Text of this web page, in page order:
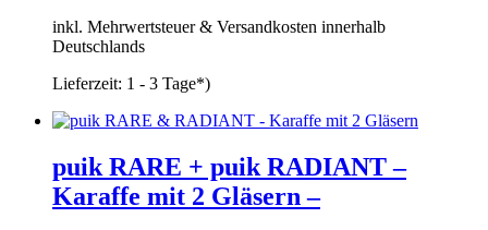
inkl. Mehrwertsteuer & Versandkosten innerhalb
Deutschlands
Lieferzeit: 1 - 3 Tage*)
puik RARE + puik RADIANT –
Karaffe mit 2 Gläsern –